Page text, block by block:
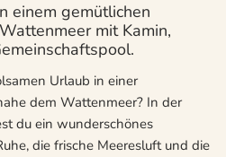
einem gemütlichen
mit Kamin,
Urlaub in einer
dem Wattenmeer? In der
du ein wunderschönes
die frische Meeresluft und die